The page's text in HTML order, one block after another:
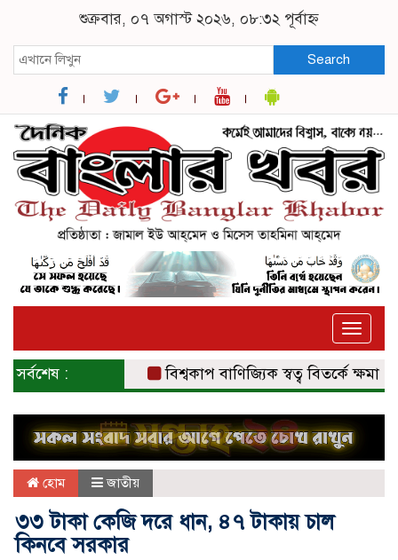
শুক্রবার, ০৭ অগাস্ট ২০২৬, ০৮:৩২ পূর্বাহ্ন
Search
Toggle
সর্বশেষ : বিশ্বকাপ বাণিজ্যিক স্বত্ব বিতর্কে ক্ষমা চাইল
হোম জাতীয়
৩৩ টাকা কেজি দরে ধান, ৪৭ টাকায় চাল
কিনবে সরকার